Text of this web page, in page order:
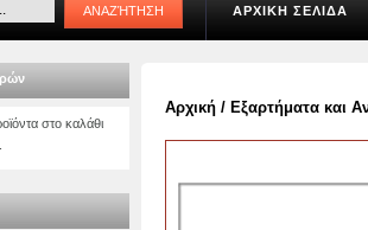
ΑΡΧΙΚΗ ΣΕΛΙΔΑ
στο καλάθι
Αρχική / Εξαρτήματα και